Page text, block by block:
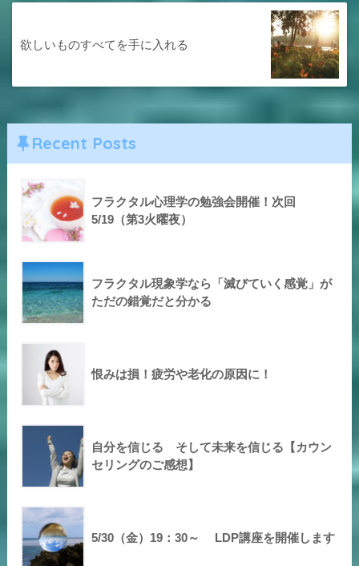
欲しいものすべてを手に入れる
Recent Posts
フラクタル心理学の勉強会開催！次回
5/19（第3火曜夜）
フラクタル現象学なら「滅びていく感覚」が
ただの錯覚だと分かる
恨みは損！疲労や老化の原因に！
自分を信じる そして未来を信じる【カウン
セリングのご感想】
5/30（金）19：30～ LDP講座を開催します